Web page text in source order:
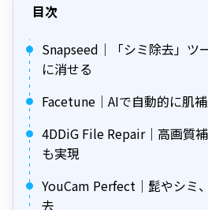
目次
Snapseed｜「シミ除去」ツ
に消せる
Facetune｜AIで自動的に肌
4DDiG File Repair｜高画質
も実現
YouCam Perfect｜髭やシミ
去